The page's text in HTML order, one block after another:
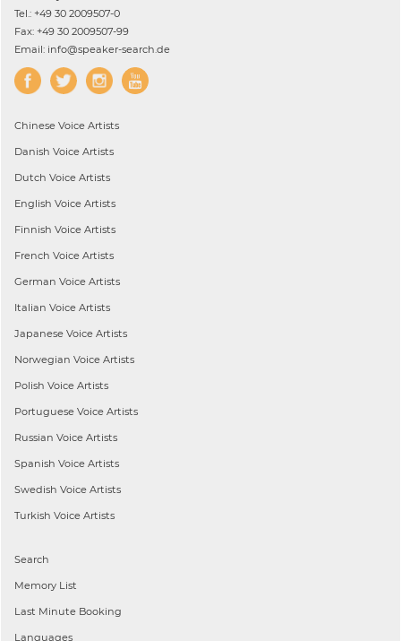
Tel.: +49 30 2009507-0
Fax: +49 30 2009507-99
Email: info@speaker-search.de
Chinese Voice Artists
Danish Voice Artists
Dutch Voice Artists
English Voice Artists
Finnish Voice Artists
French Voice Artists
German Voice Artists
Italian Voice Artists
Japanese Voice Artists
Norwegian Voice Artists
Polish Voice Artists
Portuguese Voice Artists
Russian Voice Artists
Spanish Voice Artists
Swedish Voice Artists
Turkish Voice Artists
Search
Memory List
Last Minute Booking
Languages